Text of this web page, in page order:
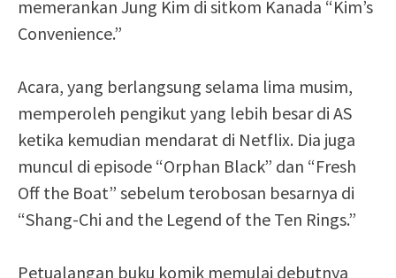
memerankan Jung Kim di sitkom Kanada “Kim’s
Convenience.”
Acara, yang berlangsung selama lima musim,
memperoleh pengikut yang lebih besar di AS
ketika kemudian mendarat di Netflix. Dia juga
muncul di episode “Orphan Black” dan “Fresh
Off the Boat” sebelum terobosan besarnya di
“Shang-Chi and the Legend of the Ten Rings.”
Petualangan buku komik memulai debutnya